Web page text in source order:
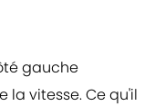
gauche
la vitesse. Ce qu'il